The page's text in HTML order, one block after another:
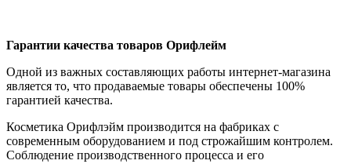
Гарантии качества товаров Орифлейм
Одной из важных составляющих работы интернет-магазина
является то, что продаваемые товары обеспечены 100%
гарантией качества.
Косметика Орифлэйм производится на фабриках с
современным оборудованием и под строжайшим контролем.
Соблюдение производственного процесса и его